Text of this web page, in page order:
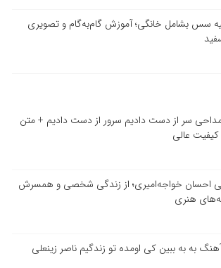
سس بشامل خانگی؛ آموزش گام‌به‌گام و تصویری
مداحی سر از دست دادیم سرور از دست دادیم + متن
عالی
احسان خواجه‌امیری؛ از زندگی شخصی و همسرش
هنری
آهنگ به به ببین کی اومده تو زندگیم ناصر زینعلی